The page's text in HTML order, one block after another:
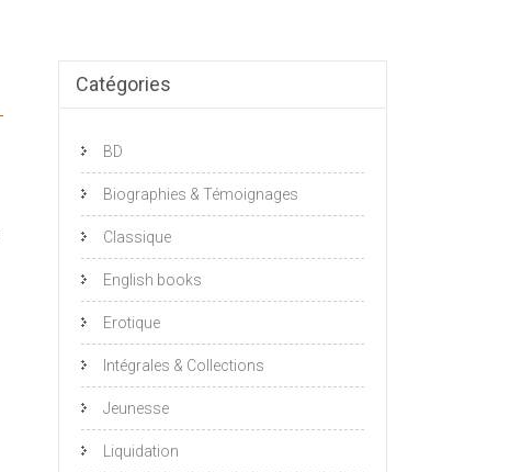
Catégories
BD
Biographies & Témoignages
Classique
English books
Erotique
Intégrales & Collections
Jeunesse
Liquidation